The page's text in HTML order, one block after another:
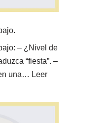
– ¿Nivel de
“fiesta”. –
una… Leer